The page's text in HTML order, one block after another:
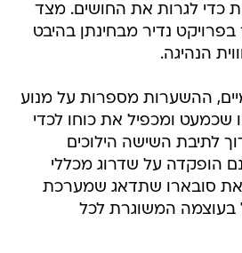
כדי לגרות את החושים. מצד
נדיר מבחינתן בהיבט
הנהיגה.
ההשערות מספרות על מנוע
ל' טורבו שכמעט ומכפיל את כוחו לכדי
לתיבת השישה הילוכים
הופקדה על שדרוג מכללי
סובארו שתדאג שמערכת
בעוצמה המשוגרת לכל